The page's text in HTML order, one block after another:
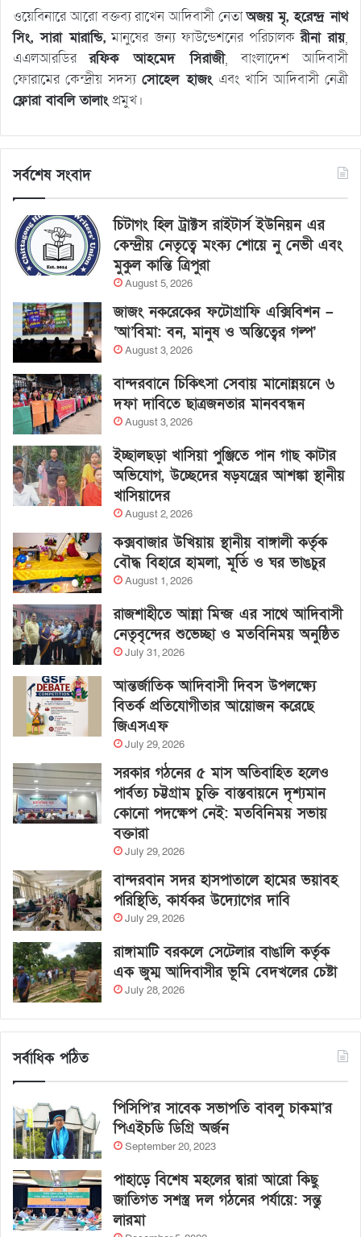
ওয়েবিনারে আরো বক্তব্য রাখেন আদিবাসী নেতাঅজয় মৃ, হরেন্দ্র নাথ
সিং, সারা মারান্ডি, মানুষের জন্য ফাউন্ডেশনের পরিচালকরীনা রায়,
এএলআরডিররফিক আহমেদ সিরাজী, বাংলাদেশ আদিবাসী
ফোরামের কেন্দ্রীয় সদস্যসোহেল হাজংএবং খাসি আদিবাসী নেত্রী
ফ্লোরা বাবলি তালাংপ্রমুখ।
সর্বশেষ সংবাদ
চিটাগং হিল ট্রাক্টস রাইটার্স ইউনিয়ন এর
কেন্দ্রীয় নেতৃত্বে মংক্য শোয়ে নু নেভী এবং
মুকুল কান্তি ত্রিপুরা
August 5, 2026
জাজং নকরেকের ফটোগ্রাফি এক্সিবিশন –
‘আ’বিমা: বন, মানুষ ও অস্তিত্বের গল্প’
August 3, 2026
বান্দরবানে চিকিৎসা সেবায় মানোন্নয়নে ৬
দফা দাবিতে ছাত্রজনতার মানববন্ধন
August 3, 2026
ইচ্ছালছড়া খাসিয়া পুঞ্জিতে পান গাছ কাটার
অভিযোগ, উচ্ছেদের ষড়যন্ত্রের আশঙ্কা স্থানীয়
খাসিয়াদের
August 2, 2026
কক্সবাজার উখিয়ায় স্থানীয় বাঙ্গালী কর্তৃক
বৌদ্ধ বিহারে হামলা, মূর্তি ও ঘর ভাঙচুর
August 1, 2026
রাজশাহীতে আন্না মিন্জ এর সাথে আদিবাসী
নেতৃবৃন্দের শুভেচ্ছা ও মতবিনিময় অনুষ্ঠিত
July 31, 2026
আন্তর্জাতিক আদিবাসী দিবস উপলক্ষ্যে
বিতর্ক প্রতিযোগীতার আয়োজন করেছে
জিএসএফ
July 29, 2026
সরকার গঠনের ৫ মাস অতিবাহিত হলেও
পার্বত্য চট্টগ্রাম চুক্তি বাস্তবায়নে দৃশ্যমান
কোনো পদক্ষেপ নেই: মতবিনিময় সভায়
বক্তারা
July 29, 2026
বান্দরবান সদর হাসপাতালে হামের ভয়াবহ
পরিস্থিতি, কার্যকর উদ্যোগের দাবি
July 29, 2026
রাঙ্গামাটি বরকলে সেটেলার বাঙালি কর্তৃক
এক জুম্ম আদিবাসীর ভূমি বেদখলের চেষ্টা
July 28, 2026
সর্বাধিক পঠিত
পিসিপি’র সাবেক সভাপতি বাবলু চাকমা’র
পিএইচডি ডিগ্রি অর্জন
September 20, 2023
পাহাড়ে বিশেষ মহলের দ্বারা আরো কিছু
জাতিগত সশস্ত্র দল গঠনের পর্যায়ে: সন্তু
লারমা